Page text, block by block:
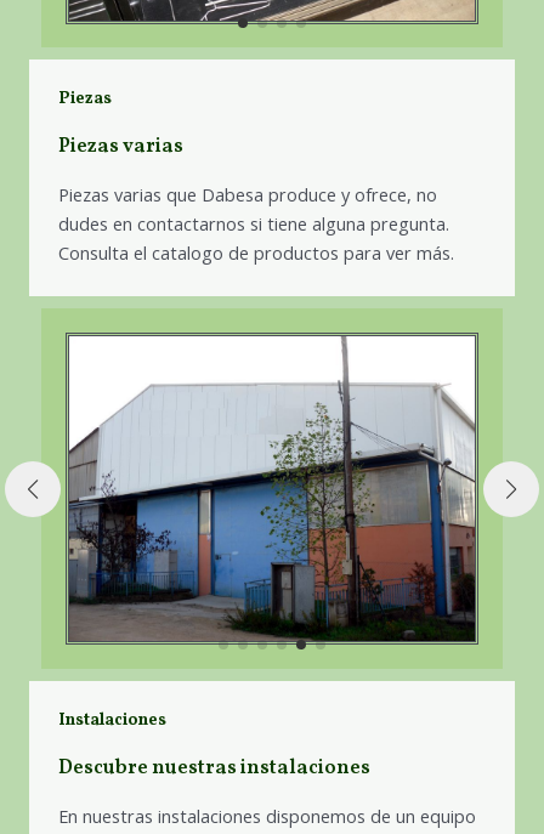
Piezas
Piezas varias
Piezas varias que Dabesa produce y ofrece, no
dudes en contactarnos si tiene alguna pregunta.
Consulta el catalogo de productos para ver más.
Instalaciones
Descubre nuestras instalaciones
En nuestras instalaciones disponemos de un equipo